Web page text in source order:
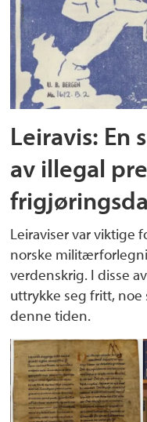
Leiravis: En
av illegal
Leiraviser var viktige
norske
verdenskrig. I disse
uttrykke seg fritt, noe
denne tiden.